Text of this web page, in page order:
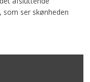
som ser skønheden